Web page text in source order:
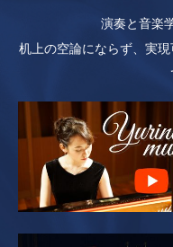
演奏と音楽
机上の空論にならず、実